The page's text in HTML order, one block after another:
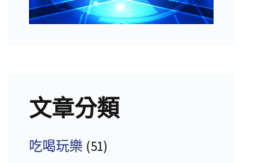
文章分類
吃喝玩樂 (51)